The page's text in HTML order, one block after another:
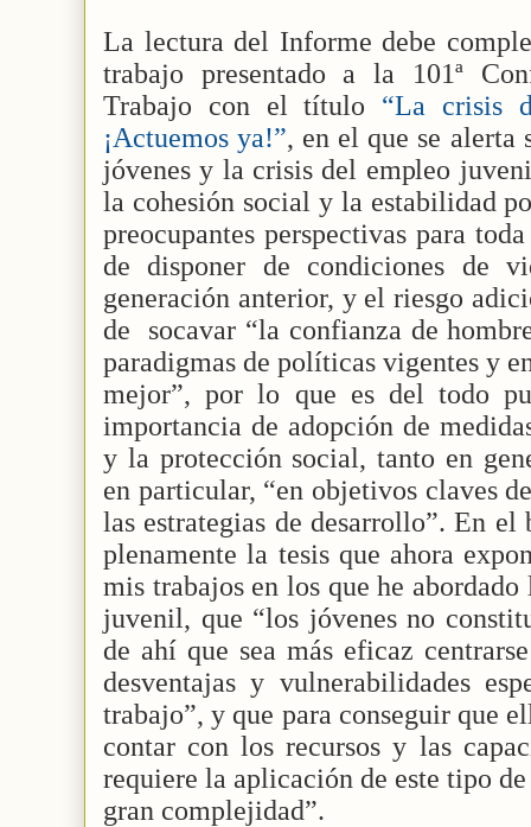
La lectura del Informe debe
trabajo presentado a la 101ª
Trabajo con el título “La crisis
¡Actuemos ya!”, en el que se alerta
jóvenes y la crisis del empleo
la cohesión social y la estabilidad
preocupantes perspectivas para
de disponer de condiciones de
generación anterior, y el riesgo
de
socavar “la confianza de
paradigmas de políticas vigentes y
mejor”, por lo que es del todo
importancia de adopción de
y la protección social, tanto en
en particular, “en objetivos claves
las estrategias de desarrollo”. En
plenamente la tesis que ahora
mis trabajos en los que he
juvenil, que “los jóvenes no
de ahí que sea más eficaz
desventajas y vulnerabilidades
trabajo”, y que para conseguir que
contar con los recursos y las
requiere la aplicación de este tipo
gran complejidad”.